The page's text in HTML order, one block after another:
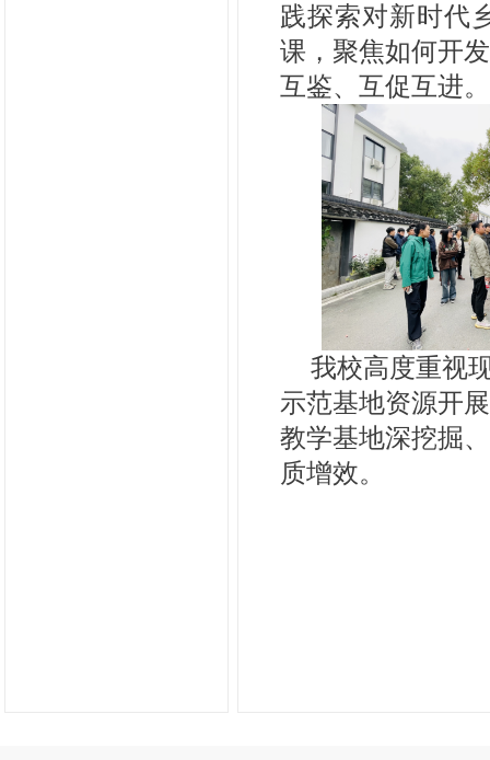
践探索对新时代
课，聚焦如何开
互鉴、互促互进。
我校高度重视
示范基地资源开
教学基地深挖掘
质增效。